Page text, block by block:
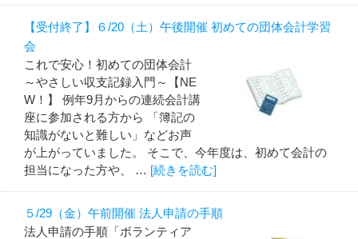
【受付終了】６/20（土）午後開催 初めての団体会計学習
会
これで安心！初めての団体会計
～やさしい収支記録入門～【NE
W！】 例年9月からの連続会計講
座に参加される方から 「簿記の
知識がないと難しい」などお声
が上がっていました。 そこで、今年度は、初めて会計の
担当になった方や、 … [続きを読む]
５/29（金）午前開催 法人申請の手順
法人申請の手順「ボランティア